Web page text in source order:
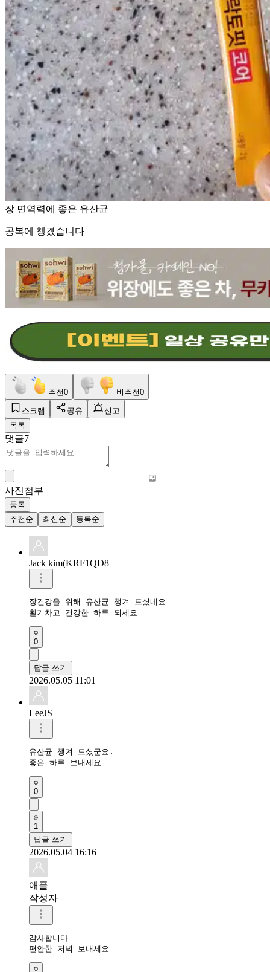
장 면역력에 좋은 유산균
공복에 챙겼습니다
추천0 비추천0
스크랩 공유
신고
목록
댓글7
사진첨부
등록
추천순
최신순 등록순
Jack kim(KRF1QD8
장건강을 위해 유산균 챙겨 드셨네요
활기차고 건강한 하루 되세요
0
답글 쓰기
2026.05.05 11:01
LeeJS
유산균 챙겨 드셨군요.
좋은 하루 보내세요
0
1
답글 쓰기
2026.05.04 16:16
애플
작성자
감사합니다
편안한 저녁 보내세요